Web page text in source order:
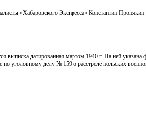
«Хабаровского Экспресса» Константин
выписка датированная мартом 1940 г. На ней
уголовному делу № 159 о расстреле польских